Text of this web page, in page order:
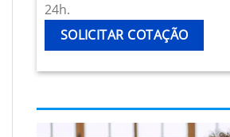
24h.
SOLICITAR COTAÇÃO